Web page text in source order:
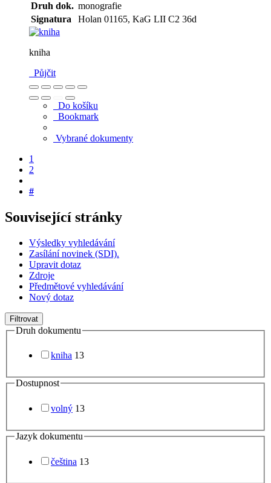
Druh dok. monografie
Signatura
Holan 01165, KaG LII C2 36d
kniha
Půjčit
Do košíku
Bookmark
Vybrané dokumenty
1
2
#
Související stránky
Výsledky vyhledávání
Zasílání novinek (SDI).
Upravit dotaz
Zdroje
Předmětové vyhledávání
Nový dotaz
Filtrovat
Druh dokumentu
kniha 13
Dostupnost
volný 13
Jazyk dokumentu
čeština 13